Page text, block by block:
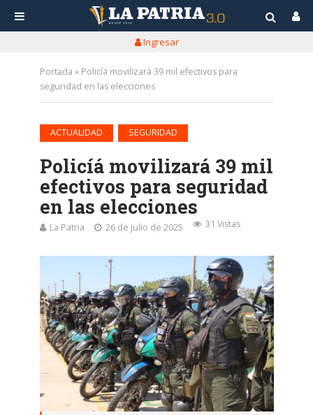
Ingresar
Portada » Policíá movilizará 39 mil efectivos para
seguridad en las elecciones
ACTUALIDAD SEGURIDAD
Policíá movilizará 39 mil
efectivos para seguridad
en las elecciones
La Patria 26 de julio de 2025 31 Vistas